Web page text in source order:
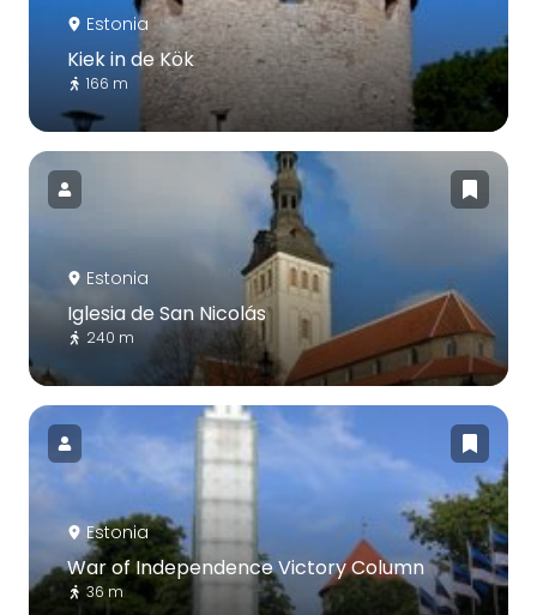
Estonia
Kiek in de Kök
166 m
Estonia
Iglesia de San Nicolás
240 m
Estonia
War of Independence Victory Column
36 m